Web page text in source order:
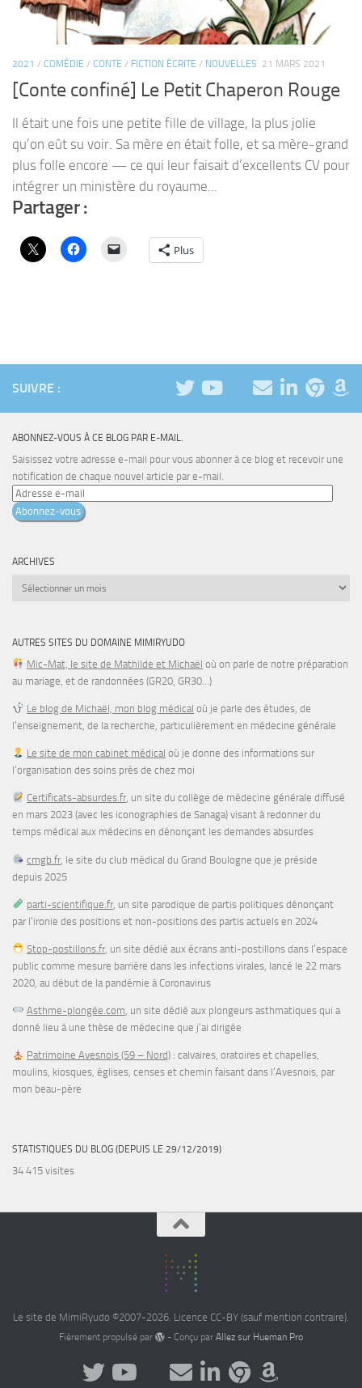
2021 / COMÉDIE / CONTE / FICTION ÉCRITE / NOUVELLES 21 MARS 2021
[Conte confiné] Le Petit Chaperon Rouge
Il était une fois une petite fille de village, la plus jolie
qu’on eût su voir. Sa mère en était folle, et sa mère-grand
plus folle encore — ce qui leur faisait d’excellents CV pour
intégrer un ministère du royaume...
Partager :
Plus
SUIVRE :
ABONNEZ-VOUS À CE BLOG PAR E-MAIL.
Saisissez votre adresse e-mail pour vous abonner à ce blog et recevoir une
notification de chaque nouvel article par e-mail.
Adresse
e-Abonnez-vous
ARCHIVES
Archives
AUTRES SITES DU DOMAINE MIMIRYUDO
Mic-Mat, le site de Mathilde et Michaël où on parle de notre préparation
au mariage, et de randonnées (GR20, GR30…)
Le blog de Michaël, mon blog médical où je parle des études, de
l’enseignement, de la recherche, particulièrement en médecine générale
Le site de mon cabinet médical où je donne des informations sur
l’organisation des soins près de chez moi
Certificats-absurdes.fr, un site du collège de médecine générale diffusé
en mars 2023 (avec les iconographies de Sanaga) visant à redonner du
temps médical aux médecins en dénonçant les demandes absurdes
cmgb.fr , le site du club médical du Grand Boulogne que je préside
depuis 2025
parti-scientifique.fr , un site parodique de partis politiques dénonçant
par l’ironie des positions et non-positions des partis actuels en 2024
Stop-postillons.fr , un site dédié aux écrans anti-postillons dans l’espace
public comme mesure barrière dans les infections virales, lancé le 22 mars
2020, au début de la pandémie à Coronavirus
Asthme-plongée.com, un site dédié aux plongeurs asthmatiques qui a
donné lieu à une thèse de médecine que j’ai dirigée
Patrimoine Avesnois (59 – Nord) : calvaires, oratoires et chapelles,
moulins, kiosques, églises, censes et chemin faisant dans l’Avesnois, par
mon beau-père
STATISTIQUES DU BLOG (DEPUIS LE 29/12/2019)
34 415 visites
Le site de MimiRyudo ©2007-2026. Licence CC-BY (sauf mention contraire).
Fièrement propulsé par - Conçu par Allez sur Hueman Pro